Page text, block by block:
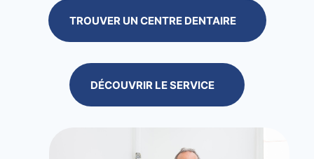
TROUVER UN CENTRE DENTAIRE
DÉCOUVRIR LE SERVICE